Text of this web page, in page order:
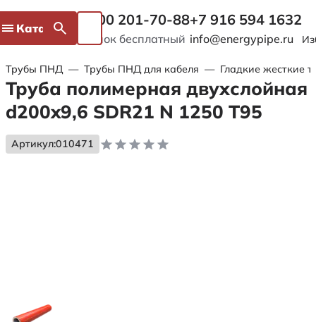
Каталог 8 800 201-70-88
Звонок бесплатный
+7 916 594 1632
info@energypipe.ru
Трубы ПНД — Трубы ПНД для кабеля — Гладкие жесткие
Труба полимерная двухслойная
d200x9,6 SDR21 N 1250 Т95
Артикул:010471